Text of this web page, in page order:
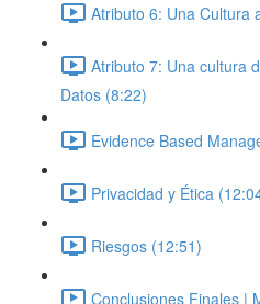
Atributo 6: Una Cultura
Atributo 7: Una cultura
Datos (8:22)
Evidence Based
Privacidad y Ética
Riesgos (12:51)
Conclusiones Finales |